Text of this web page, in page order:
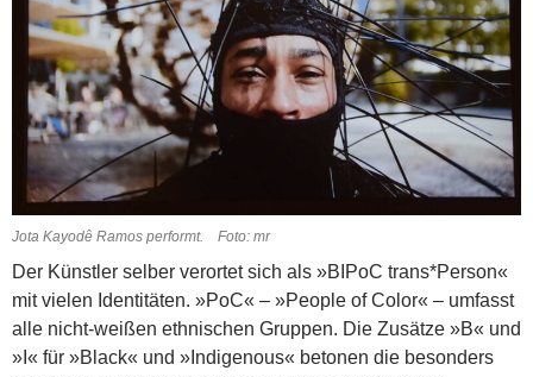
Jota Kayodê Ramos performt. Foto: mr
Der Künstler selber verortet sich als »BIPoC trans*Person«
mit vielen Identitäten. »PoC« – »People of Color« – umfasst
alle nicht-weißen ethnischen Gruppen. Die Zusätze »B« und
»I« für »Black« und »Indigenous« betonen die besonders